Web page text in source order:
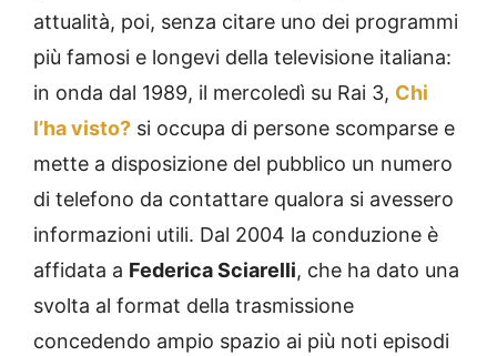
attualità, poi, senza citare uno dei programmi
più famosi e longevi della televisione italiana:
in onda dal 1989, il mercoledì su Rai 3, Chi
l’ha visto? si occupa di persone scomparse e
mette a disposizione del pubblico un numero
di telefono da contattare qualora si avessero
informazioni utili. Dal 2004 la conduzione è
affidata a Federica Sciarelli, che ha dato una
svolta al format della trasmissione
concedendo ampio spazio ai più noti episodi